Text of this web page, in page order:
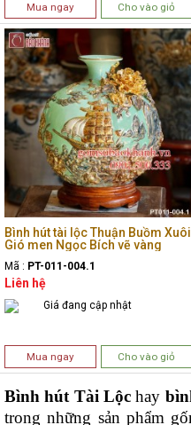
Mua ngay Cho vào giỏ
Bình hút tài lộc Thuận Buồm Xuôi
Gió men Ngọc Bích vẽ vàng
Mã : PT-011-004.1
Liên hệ
Giá đang cập nhật
Mua ngay Cho vào giỏ
Bình hút Tài Lộchay
trong những sản phẩm